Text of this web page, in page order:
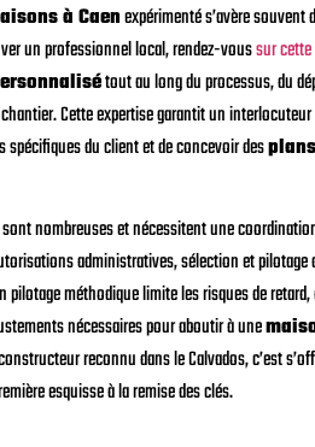
à Caenexpérimenté s’avère
un professionnel local, rendez-voussur
tout au long du processus, du
Cette expertise garantit un interlocuteur
du client et de concevoir des
sont nombreuses et nécessitent une
administratives, sélection et pilotage
méthodique limite les risques de retard,
nécessaires pour aboutir à une
reconnu dans le Calvados, c’est
esquisse à la remise des clés.